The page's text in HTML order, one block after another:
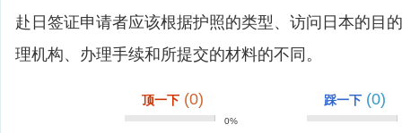
赴日签证申请者应该根据护照的类型、访问日本的目
理机构、办理手续和所提交的材料的不同。
顶一下 (0)
0%
踩一下 (0)